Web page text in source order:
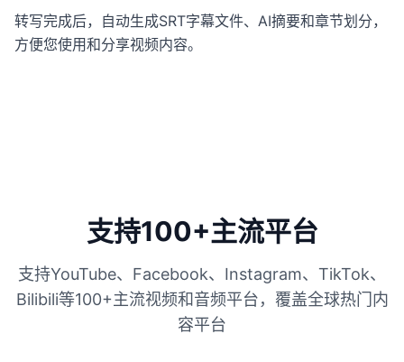
转写完成后，自动生成SRT字幕文件、AI摘要和章节划分，
方便您使用和分享视频内容。
支持100+主流平台
支持YouTube、Facebook、Instagram、TikTok、
Bilibili等100+主流视频和音频平台，覆盖全球热门内
容平台